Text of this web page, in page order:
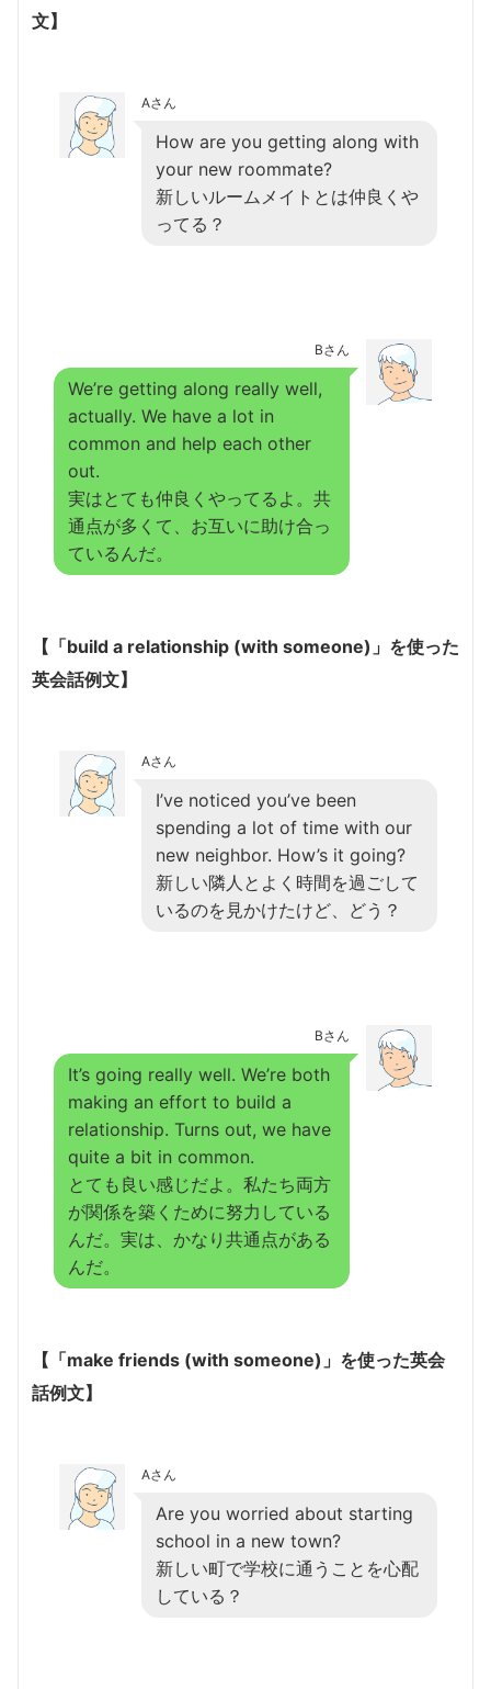
文】
Aさん
How are you getting along with
your new roommate?
新しいルームメイトとは仲良くや
ってる？
Bさん
We’re getting along really well,
actually. We have a lot in
common and help each other
out.
実はとても仲良くやってるよ。共
通点が多くて、お互いに助け合っ
ているんだ。
【「build a relationship (with someone)」を使った
英会話例文】
Aさん
I’ve noticed you’ve been
spending a lot of time with our
new neighbor. How’s it going?
新しい隣人とよく時間を過ごして
いるのを見かけたけど、どう？
Bさん
It’s going really well. We’re both
making an effort to build a
relationship. Turns out, we have
quite a bit in common.
とても良い感じだよ。私たち両方
が関係を築くために努力している
んだ。実は、かなり共通点がある
んだ。
【「make friends (with someone)」を使った英会
話例文】
Aさん
Are you worried about starting
school in a new town?
新しい町で学校に通うことを心配
している？